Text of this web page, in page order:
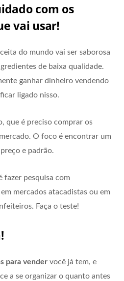
com os
vai usar!
do mundo vai ser saborosa
de baixa qualidade.
ganhar dinheiro vendendo
ligado nisso.
que é preciso comprar os
O foco é encontrar um
e padrão.
fazer pesquisa com
mercados atacadistas ou em
Faça o teste!
para vender você já tem, e
a se organizar o quanto antes